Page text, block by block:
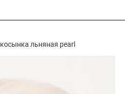
косынка льняная pearl